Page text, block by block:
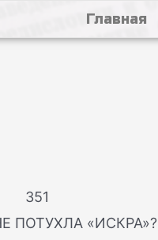
Главная
351
ПОТУХЛА «ИСКРА»?